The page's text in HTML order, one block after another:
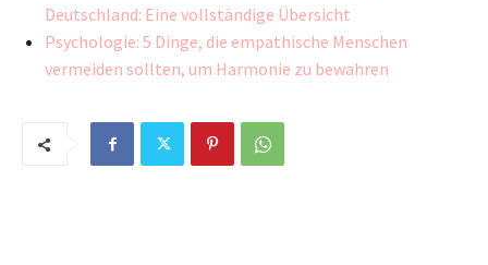
Deutschland: Eine vollständige Übersicht
Psychologie: 5 Dinge, die empathische Menschen
vermeiden sollten, um Harmonie zu bewahren